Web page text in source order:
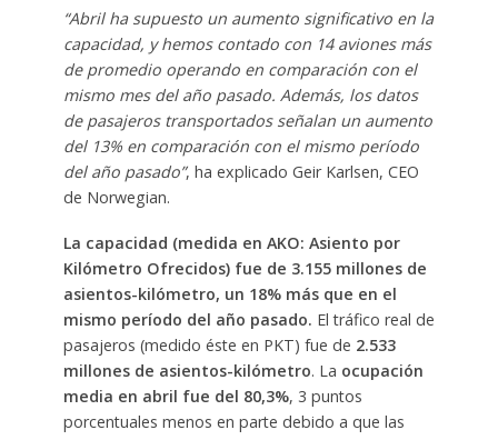
“Abril ha supuesto un aumento significativo en la
capacidad, y hemos contado con 14 aviones más
de promedio operando en comparación con el
mismo mes del año pasado. Además, los datos
de pasajeros transportados señalan un aumento
del 13% en comparación con el mismo período
del año pasado”, ha explicado Geir Karlsen, CEO
de Norwegian.
La capacidad (medida en AKO: Asiento por
Kilómetro Ofrecidos) fue de 3.155 millones de
asientos-kilómetro, un 18% más que en el
mismo período del año pasado. El tráfico real de
pasajeros (medido éste en PKT) fue de 2.533
millones de asientos-kilómetro. La ocupación
media en abril fue del 80,3%, 3 puntos
porcentuales menos en parte debido a que las